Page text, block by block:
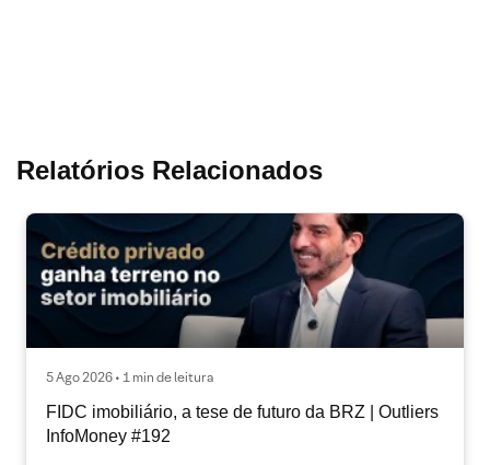
Relatórios Relacionados
5 Ago 2026 • 1 min de leitura
FIDC imobiliário, a tese de futuro da BRZ | Outliers
InfoMoney #192